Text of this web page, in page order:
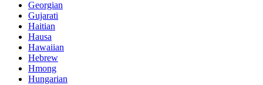
Georgian
Gujarati
Haitian
Hausa
Hawaiian
Hebrew
Hmong
Hungarian